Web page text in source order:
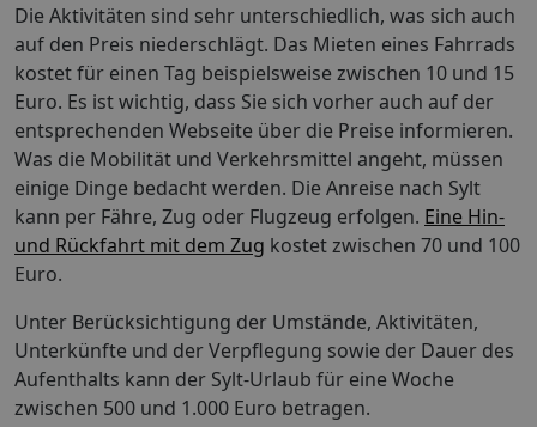
Die Aktivitäten sind sehr unterschiedlich, was sich auch
auf den Preis niederschlägt. Das Mieten eines Fahrrads
kostet für einen Tag beispielsweise zwischen 10 und 15
Euro. Es ist wichtig, dass Sie sich vorher auch auf der
entsprechenden Webseite über die Preise informieren.
Was die Mobilität und Verkehrsmittel angeht, müssen
einige Dinge bedacht werden. Die Anreise nach Sylt
kann per Fähre, Zug oder Flugzeug erfolgen. Eine Hin-
und Rückfahrt mit dem Zug kostet zwischen 70 und 100
Euro.
Unter Berücksichtigung der Umstände, Aktivitäten,
Unterkünfte und der Verpflegung sowie der Dauer des
Aufenthalts kann der Sylt-Urlaub für eine Woche
zwischen 500 und 1.000 Euro betragen.